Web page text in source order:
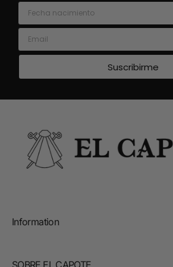
Fecha nacimiento
Email
Suscribirme
Information